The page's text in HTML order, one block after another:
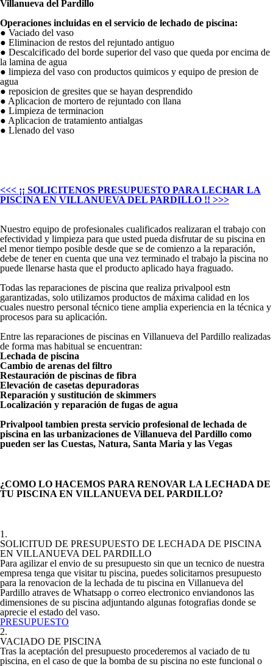
Villanueva del Pardillo
Operaciones incluidas en el servicio de lechado de piscina:
● Vaciado del vaso
● Eliminacion de restos del rejuntado antiguo
● Descalcificado del borde superior del vaso que queda por encima de
la lamina de agua
● limpieza del vaso con productos quimicos y equipo de presion de
agua
● reposicion de gresites que se hayan desprendido
● Aplicacion de mortero de rejuntado con llana
● Limpieza de terminacion
● Aplicacion de tratamiento antialgas
● Llenado del vaso
<<< ¡¡ SOLICITENOS PRESUPUESTO PARA LECHAR LA
PISCINA EN VILLANUEVA DEL PARDILLO !! >>>
Nuestro equipo de profesionales cualificados realizaran el trabajo con
efectividad y limpieza para que usted pueda disfrutar de su piscina en
el menor tiempo posible desde que se de comienzo a la reparación,
debe de tener en cuenta que una vez terminado el trabajo la piscina no
puede llenarse hasta que el producto aplicado haya fraguado.
Todas las reparaciones de piscina que realiza privalpool estn
garantizadas, solo utilizamos productos de máxima calidad en los
cuales nuestro personal técnico tiene amplia experiencia en la técnica y
procesos para su aplicación.
Entre las reparaciones de piscinas en Villanueva del Pardillo realizadas
de forma mas habitual se encuentran:
Lechada de piscina
Cambio de arenas del filtro
Restauración de piscinas de fibra
Elevación de casetas depuradoras
Reparación y sustitución de skimmers
Localización y reparación de fugas de agua
Privalpool tambien presta servicio profesional de lechada de
piscina en las urbanizaciones de Villanueva del Pardillo como
pueden ser las Cuestas, Natura, Santa Maria y las Vegas
¿COMO LO HACEMOS PARA RENOVAR LA LECHADA DE
TU PISCINA EN VILLANUEVA DEL PARDILLO?
1.
SOLICITUD DE PRESUPUESTO DE LECHADA DE PISCINA
EN VILLANUEVA DEL PARDILLO
Para agilizar el envio de su presupuesto sin que un tecnico de nuestra
empresa tenga que visitar tu piscina, puedes solicitarnos presupuesto
para la renovacion de la lechada de tu piscina en Villanueva del
Pardillo atraves de Whatsapp o correo electronico enviandonos las
dimensiones de su piscina adjuntando algunas fotografias donde se
aprecie el estado del vaso.
PRESUPUESTO
2.
VACIADO DE PISCINA
Tras la aceptación del presupuesto procederemos al vaciado de tu
piscina, en el caso de que la bomba de su piscina no este funcional o